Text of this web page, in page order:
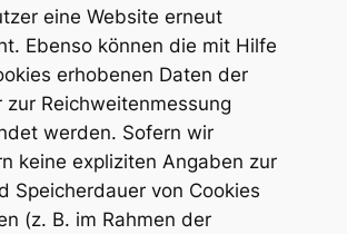
eine Website erneut
Ebenso können die mit Hilfe
erhobenen Daten der
zur Reichweitenmessung
werden. Sofern wir
keine expliziten Angaben zur
Speicherdauer von Cookies
(z. B. im Rahmen der